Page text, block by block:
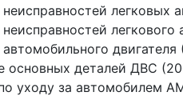
легковых
двигателя
основных деталей ДВС
уходу за автомобилем